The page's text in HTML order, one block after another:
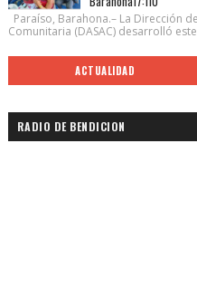
Paraíso, Barahona.– La Dirección
Comunitaria (DASAC) desarrolló
ACTUALIDAD
RADIO DE BENDICION